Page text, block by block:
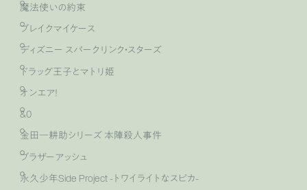
魔法使いの約束
ブレイクマイケース
ディズニー スパークリンク・スターズ
ドラッグ王子とマトリ姫
オンエア！
&0
金田一耕助シリーズ 本陣殺人事件
ブラザーアッシュ
永久少年Side Project -トワイライトなスピカ-